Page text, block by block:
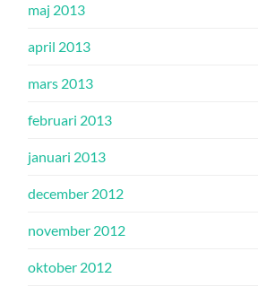
maj 2013
april 2013
mars 2013
februari 2013
januari 2013
december 2012
november 2012
oktober 2012